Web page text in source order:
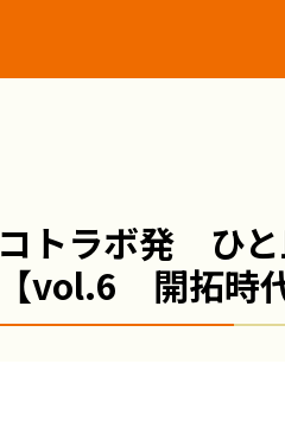
コトラボ発 ひ
【vol.6 開拓時